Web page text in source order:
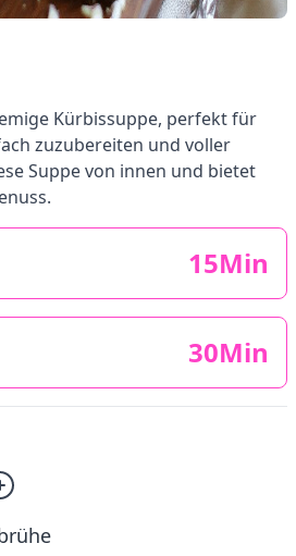
Kürbissuppe, perfekt für
zuzubereiten und voller
Suppe von innen und bietet
15Min
30Min